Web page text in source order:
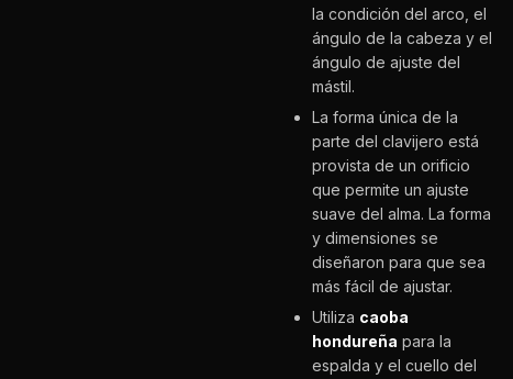
la condición del arco, el
ángulo de la cabeza y el
ángulo de ajuste del
mástil.
La forma única de la
parte del clavijero está
provista de un orificio
que permite un ajuste
suave del alma. La forma
y dimensiones se
diseñaron para que sea
más fácil de ajustar.
Utiliza caoba
hondureña para la
espalda y el cuello del